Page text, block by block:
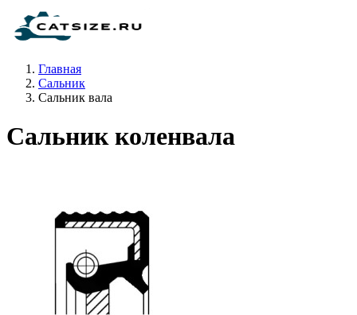
Главная
Сальник
Сальник вала
Сальник коленвала